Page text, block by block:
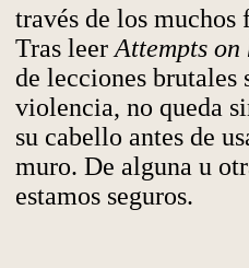
través de los
Tras leerAttempts
de lecciones
violencia, no queda
su cabello antes de
muro. De alguna u
estamos seguros.